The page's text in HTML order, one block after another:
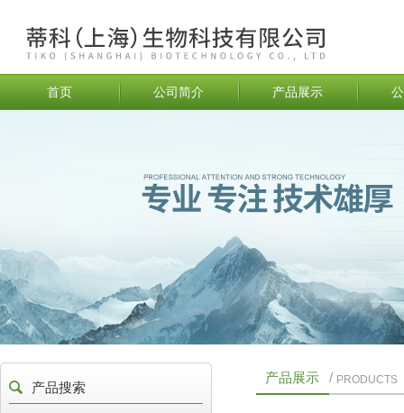
首页 公司简介 产品展示
产品搜索
产品展示 / PRODUCTS